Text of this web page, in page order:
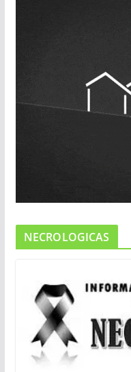
NECROLOGICAS